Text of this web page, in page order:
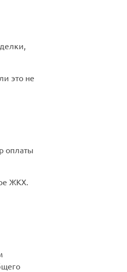
это не
оплаты
ЖКХ.